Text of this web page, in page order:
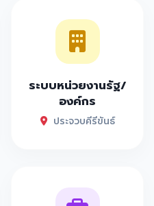
ระบบหน่วยงานรัฐ/
องค์กร
ประจวบคีรีขันธ์